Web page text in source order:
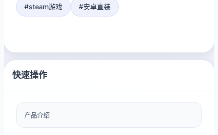
#steam游戏 #安卓直装
快速操作
产品介绍